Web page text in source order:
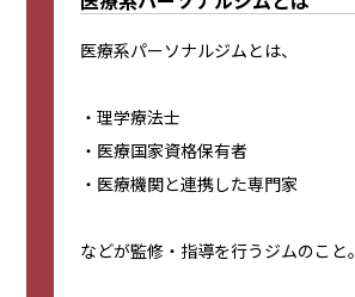
医療系パーソナルジムとは、
・理学療法士
・医療国家資格保有者
・医療機関と連携した専門家
などが監修・指導を行うジムのこと。